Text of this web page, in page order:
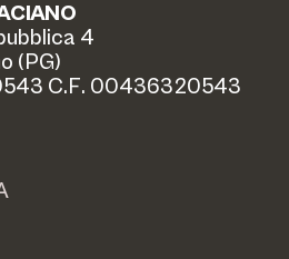
4
(PG)
C.F. 00436320543